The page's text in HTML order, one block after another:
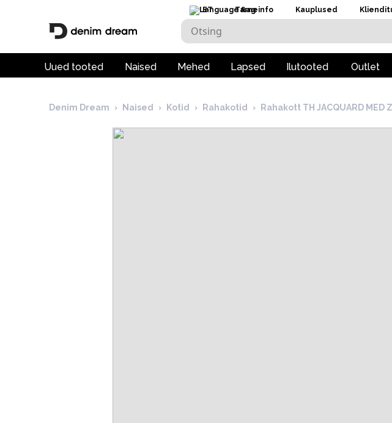
ET Tarneinfo Kauplused
Uued tooted Naised Mehed Lapsed Ilutooted Outlet
Denim Dream › Naised › Kotid › Rahakotid › Rahakott TH JACQUARD MED